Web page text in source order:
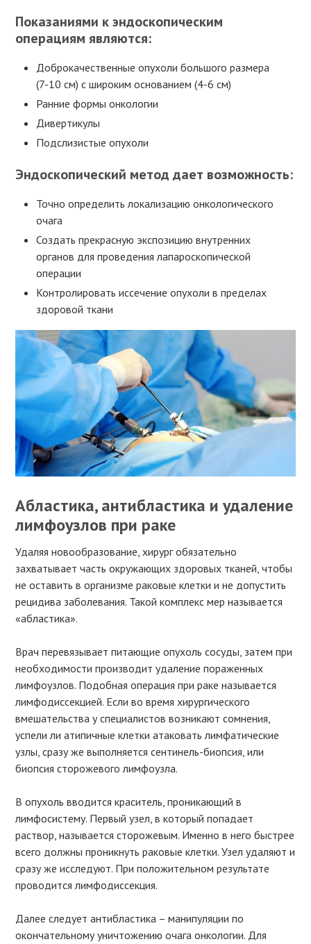
Показаниями к эндоскопическим
операциям являются:
Доброкачественные опухоли большого размера
(7-10 см) с широким основанием (4-6 см)
Ранние формы онкологии
Дивертикулы
Подслизистые опухоли
Эндоскопический метод дает возможность:
Точно определить локализацию онкологического
очага
Создать прекрасную экспозицию внутренних
органов для проведения лапароскопической
операции
Контролировать иссечение опухоли в пределах
здоровой ткани
Абластика, антибластика и удаление
лимфоузлов при раке
Удаляя новообразование, хирург обязательно
захватывает часть окружающих здоровых тканей, чтобы
не оставить в организме раковые клетки и не допустить
рецидива заболевания. Такой комплекс мер называется
«абластика».
Врач перевязывает питающие опухоль сосуды, затем при
необходимости производит удаление пораженных
лимфоузлов. Подобная операция при раке называется
лимфодиссекцией. Если во время хирургического
вмешательства у специалистов возникают сомнения,
успели ли атипичные клетки атаковать лимфатические
узлы, сразу же выполняется сентинель-биопсия, или
биопсия сторожевого лимфоузла.
В опухоль вводится краситель, проникающий в
лимфосистему. Первый узел, в который попадает
раствор, называется сторожевым. Именно в него быстрее
всего должны проникнуть раковые клетки. Узел удаляют и
сразу же исследуют. При положительном результате
проводится лимфодиссекция.
Далее следует антибластика – манипуляции по
окончательному уничтожению очага онкологии. Для